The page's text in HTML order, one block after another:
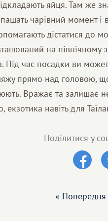
яйця. Там же
чарівний момент
дістатися
на північному
Під час посадки ви
прямо над головою,
Вражає та залишає
екзотика навіть для
Поділитися у
« Попередня